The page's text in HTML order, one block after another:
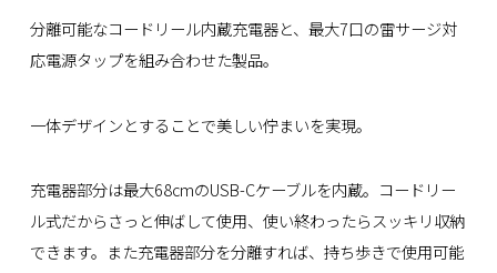
分離可能なコードリール内蔵充電器と、最大7口の雷サージ対
応電源タップを組み合わせた製品。
一体デザインとすることで美しい佇まいを実現。
充電器部分は最大68cmのUSB-Cケーブルを内蔵。コードリー
ル式だからさっと伸ばして使用、使い終わったらスッキリ収納
できます。また充電器部分を分離すれば、持ち歩きで使用可能